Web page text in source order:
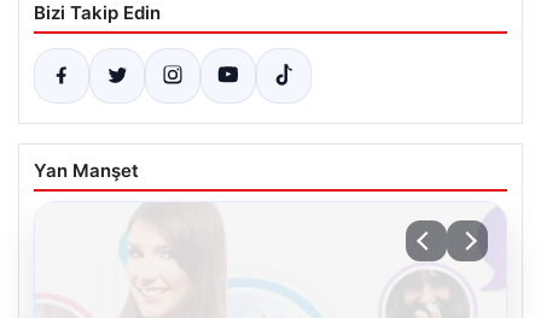
Bizi Takip Edin
Yan Manşet